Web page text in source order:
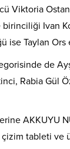
Viktoria
birinciliği Ivan
ise Taylan
de
Rabia Gül
AKKUYU
tableti ve